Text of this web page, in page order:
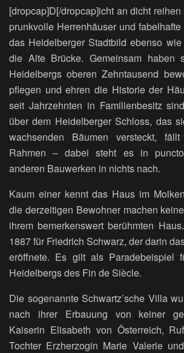
[dropcap]D[/dropcap]icht an dicht
prunkvolle Herrenhäuser und
das Heidelberger Stadtbild ebenso
die Alte Brücke. Gemeinsam haben
Heidelbergs oberen Zehntausend
pflegen und ehren die Historie der
seit Jahrzehnten in Familienbesitz
über dem Heidelberger Schloss, das
wachsenden Bäumen versteckt,
Rahmen – dabei steht es in
anderen Bauwerken in nichts nach.
Kaum einer kennt das Haus im
die derzeitigen Bewohner machen
ihrem bemerkenswert berühmten
1887 für Friedrich Schwarz, der darin
eröffnete. Es gilt als Paradebeispiel
Heidelbergs des Fin de Siècle.
Die sogenannte Schwartz’sche Villa
nach ihrer Erbauung von keiner
Kaiserin Elisabeth von Österreich,
Tochter Erzherzogin Marie Valerie